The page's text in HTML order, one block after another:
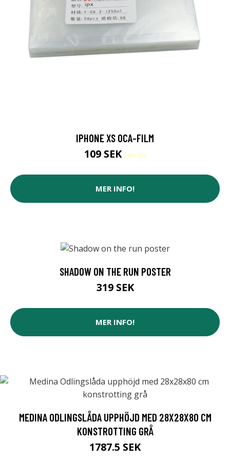
IPHONE XS OCA-FILM
109 SEK169 SEK
MER INFO!
SHADOW ON THE RUN POSTER
319 SEK
MER INFO!
MEDINA ODLINGSLÅDA UPPHÖJD MED 28X28X80 CM
KONSTROTTING GRÅ
1787.5 SEK